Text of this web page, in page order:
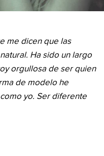
me dicen que las
Ha sido un largo
orgullosa de ser quien
de modelo he
yo. Ser diferente